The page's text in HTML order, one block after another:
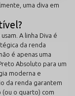
uma diva em
A linha Diva é
da renda
é apenas uma
Absoluto para um
moderna e
da renda garantem
(ou o quarto) com